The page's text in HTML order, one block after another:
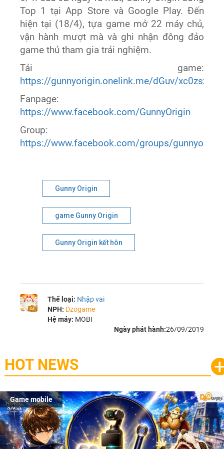
Top 1 tại App Store và Google Play. Đến
hiện tại (18/4), tựa game mở 22 máy chủ,
vận hành mượt mà và ghi nhận đông đảo
game thủ tham gia trải nghiệm.
Tải game:
https://gunnyorigin.onelink.me/dGuv/xc0zsz7m
Fanpage:
https://www.facebook.com/GunnyOrigin
Group:
https://www.facebook.com/groups/gunnyorigin
Gunny Origin
game Gunny Origin
Gunny Origin kết hôn
Thể loại: Nhập vai
NPH: Dzogame
Hệ máy: MOBI
Ngày phát hành:26/09/2019
HOT NEWS
Game mobile